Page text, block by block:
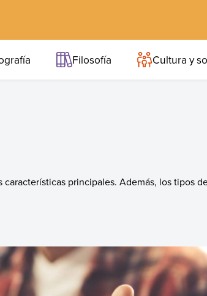
Filosofía Cultura y
principales. Además, los tipos